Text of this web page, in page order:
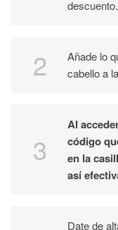
descuento.
Añade lo
cabello a
Al
código
en la
así
Date de